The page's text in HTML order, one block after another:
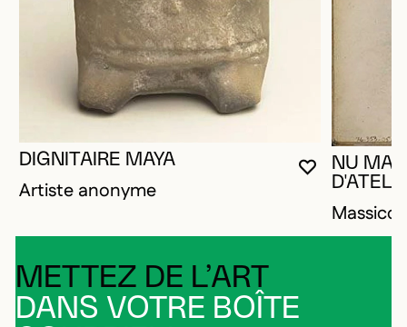
VOUS
FERMER
OUVRIR LA
DIGNITAIRE MAYA
Artiste anonyme
NU
METTEZ DE L’ART
DANS VOTRE BOÎTE